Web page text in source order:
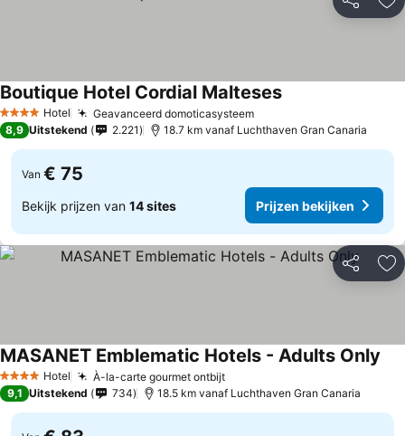
Delen
4 SterrenHotel Geavanceerd domoticasysteemPrijzen bekijken
Boutique Hotel Cordial MaltesesPrijzen bekijken
8,9 Uitstekend 2.221 18.7 km vanaf Luchthaven Gran Canaria
Van € 75
Bekijk prijzen van 14 sites Prijzen bekijken
Delen
4 SterrenHotel À-la-carte gourmet ontbijtPrijzen bekijken
MASANET Emblematic Hotels - Adults Only
9,1 Uitstekend 734 18.5 km vanaf Luchthaven Gran Canaria